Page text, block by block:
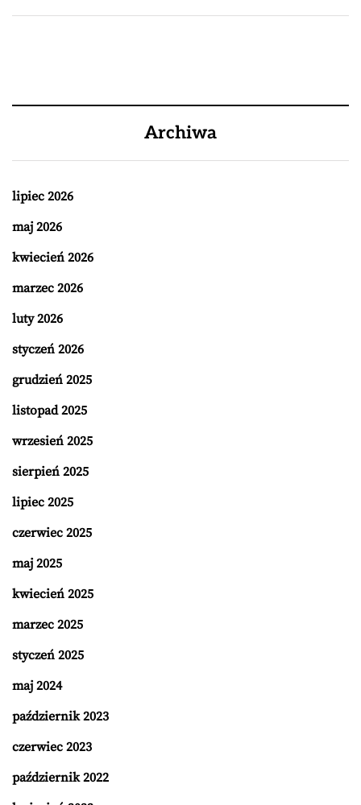
Archiwa
lipiec 2026
maj 2026
kwiecień 2026
marzec 2026
luty 2026
styczeń 2026
grudzień 2025
listopad 2025
wrzesień 2025
sierpień 2025
lipiec 2025
czerwiec 2025
maj 2025
kwiecień 2025
marzec 2025
styczeń 2025
maj 2024
październik 2023
czerwiec 2023
październik 2022